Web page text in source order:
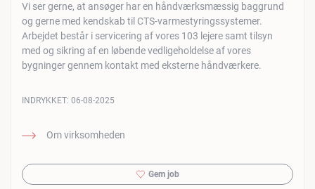
Vi ser gerne, at ansøger har en håndværksmæssig baggrund
og gerne med kendskab til CTS-varmestyringssystemer.
Arbejdet består i servicering af vores 103 lejere samt tilsyn
med og sikring af en løbende vedligeholdelse af vores
bygninger gennem kontakt med eksterne håndværkere.
Om virksomheden
INDRYKKET: 06-08-2025
Gem job